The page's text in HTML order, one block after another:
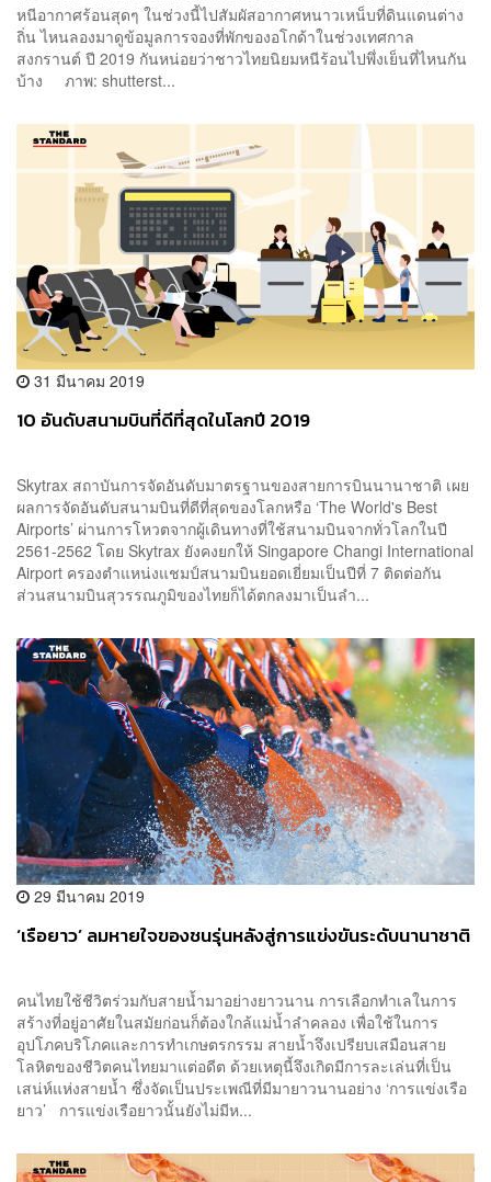
หนีอากาศร้อนสุดๆ ในช่วงนี้ไปสัมผัสอากาศหนาวเหน็บที่ดินแดนต่าง
ถิ่น ไหนลองมาดูข้อมูลการจองที่พักของอโกด้าในช่วงเทศกาล
สงกรานต์ ปี 2019 กันหน่อยว่าชาวไทยนิยมหนีร้อนไปพึ่งเย็นที่ไหนกัน
บ้าง ภาพ: shutterst...
31 มีนาคม 2019
10 อันดับสนามบินที่ดีที่สุดในโลกปี 2019
Skytrax สถาบันการจัดอันดับมาตรฐานของสายการบินนานาชาติ เผย
ผลการจัดอันดับสนามบินที่ดีที่สุดของโลกหรือ ‘The World's Best
Airports’ ผ่านการโหวตจากผู้เดินทางที่ใช้สนามบินจากทั่วโลกในปี
2561-2562 โดย Skytrax ยังคงยกให้ Singapore Changi International
Airport ครองตำแหน่งแชมป์สนามบินยอดเยี่ยมเป็นปีที่ 7 ติดต่อกัน
ส่วนสนามบินสุวรรณภูมิของไทยก็ได้ตกลงมาเป็นลำ...
29 มีนาคม 2019
‘เรือยาว’ ลมหายใจของชนรุ่นหลังสู่การแข่งขันระดับนานาชาติ
คนไทยใช้ชีวิตร่วมกับสายน้ำมาอย่างยาวนาน การเลือกทำเลในการ
สร้างที่อยู่อาศัยในสมัยก่อนก็ต้องใกล้แม่น้ำลำคลอง เพื่อใช้ในการ
อุปโภคบริโภคและการทำเกษตรกรรม สายน้ำจึงเปรียบเสมือนสาย
โลหิตของชีวิตคนไทยมาแต่อดีต ด้วยเหตุนี้จึงเกิดมีการละเล่นที่เป็น
เสน่ห์แห่งสายน้ำ ซึ่งจัดเป็นประเพณีที่มีมายาวนานอย่าง ‘การแข่งเรือ
ยาว’ การแข่งเรือยาวนั้นยังไม่มีห...